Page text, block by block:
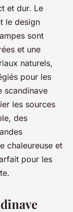
et dur. Le
le design
sont
et une
naturels,
pour les
scandinave
les sources
des
chaleureuse et
pour les